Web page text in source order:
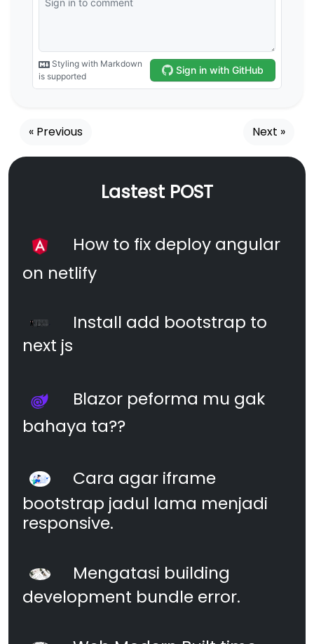
« Previous Next »
Lastest POST
How to fix deploy angular
on netlify
Install add bootstrap to
next js
Blazor peforma mu gak
bahaya ta??
Cara agar iframe
bootstrap jadul lama menjadi
responsive.
Mengatasi building
development bundle error.